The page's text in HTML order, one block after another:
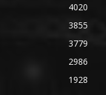
4020
3855
3779
2986
1928